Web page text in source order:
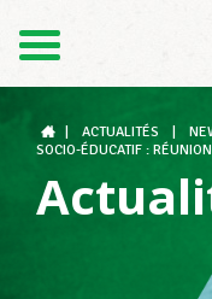
Le LCGB
ACTUALITÉS
SOCIO-ÉDUCATIF :